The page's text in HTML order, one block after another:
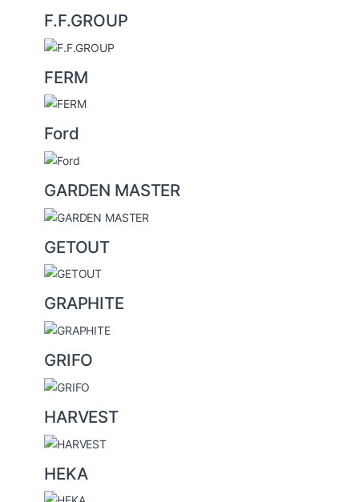
F.F.GROUP
FERM
Ford
GARDEN MASTER
GETOUT
GRAPHITE
GRIFO
HARVEST
HEKA